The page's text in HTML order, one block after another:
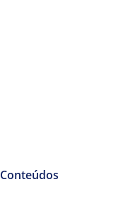
Conteúdos